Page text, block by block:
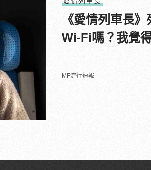
《愛情列車長
Wi-Fi嗎？我覺
MF流行速報